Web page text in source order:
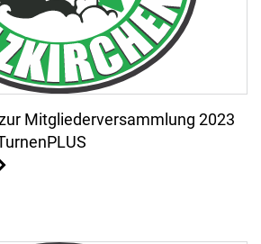
Mitgliederversammlung 2023